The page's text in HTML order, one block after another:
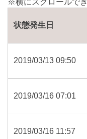
状態発生日
2019/03/13 09:50
2019/03/16 07:01
2019/03/16 11:57